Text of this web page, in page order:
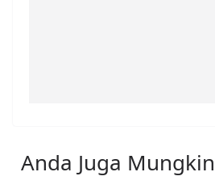
Anda Juga